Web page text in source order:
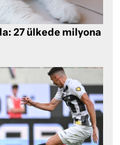
27 ülkede milyona